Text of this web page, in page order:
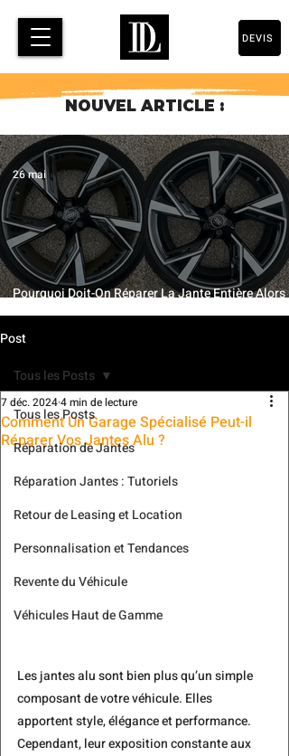
DEVIS
NOUVEL ARTICLE :
Pourquoi Doit-On Réparer La Jante Entière Alors
Qu’Une Petite Partie Est Abîmée ?
26 mai
Post
Tous les Posts
Réparation de Jantes
Réparation Jantes : Tutoriels
Retour de Leasing et Location
Personnalisation et Tendances
Revente du Véhicule
Véhicules Haut de Gamme
Tous les Posts
Comment Un Garage Spécialisé Peut-il
Réparer Vos Jantes Alu ?
7 déc. 20244 min de lecture
Les jantes alu sont bien plus qu’un simple
composant de votre véhicule. Elles
apportent style, élégance et performance.
Cependant, leur exposition constante aux